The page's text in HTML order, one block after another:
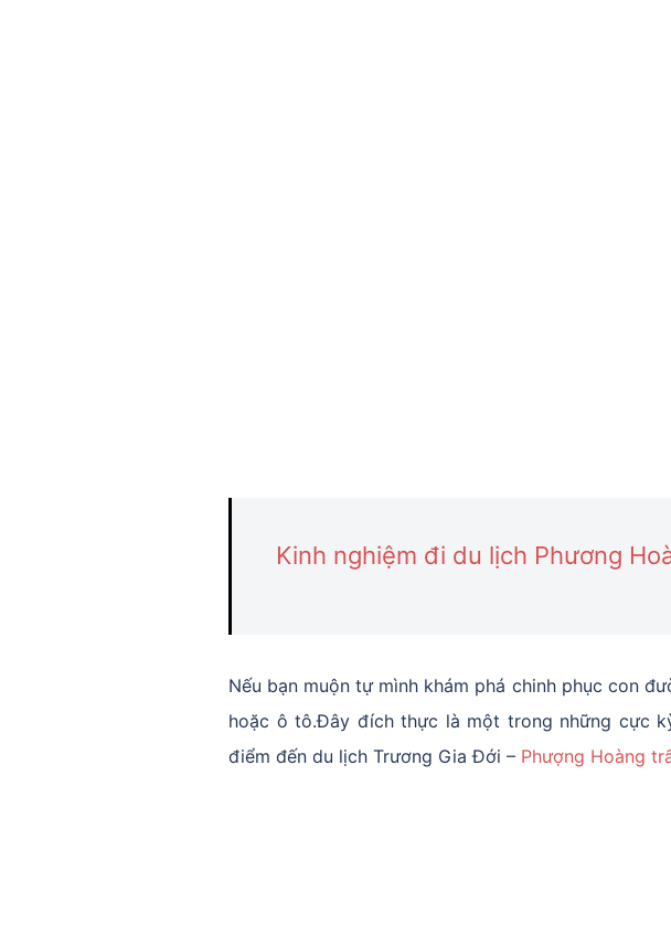
Kinh nghiệm đi du lịch Phương
Nếu bạn muộn tự mình khám phá chinh phục con
hoặc ô tô.Đây đích thực là một trong những cực
điểm đến du lịch Trương Gia Đới – Phượng Hoàng